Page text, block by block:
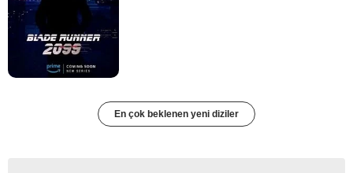
En çok beklenen yeni diziler